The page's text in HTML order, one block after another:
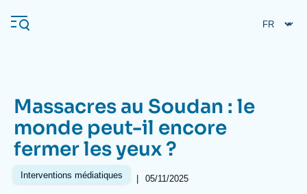
au
contenu
Navigation
principale
L'Ifri
Massacres au Soudan : le
monde peut-il encore
fermer les yeux ?
Interventions médiatiques | 05/11/2025